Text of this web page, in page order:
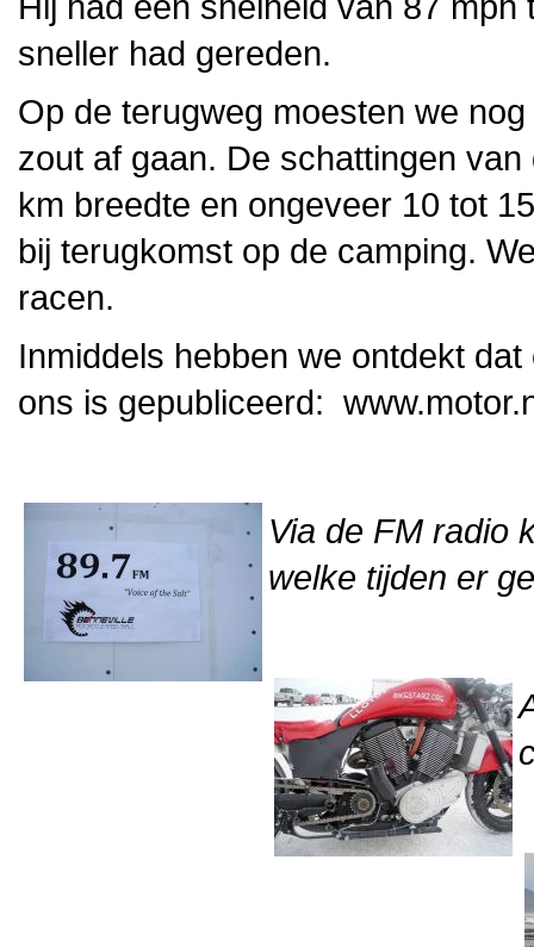
sneller had gereden.
Op de terugweg moesten we
zout af gaan. De schattingen
km breedte en ongeveer 10 tot
bij terugkomst op de camping.
racen.
Inmiddels hebben we ontdekt
ons is gepubliceerd:
Via de FM radio
welke tijden er